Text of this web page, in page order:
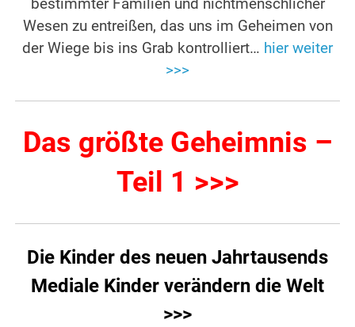
bestimmter Familien und nichtmenschlicher
Wesen zu entreißen, das uns im Geheimen von
der Wiege bis ins Grab kontrolliert… hier weiter
>>>
Das größte Geheimnis –
Teil 1 >>>
Die Kinder des neuen Jahrtausends
Mediale Kinder verändern die Welt
>>>